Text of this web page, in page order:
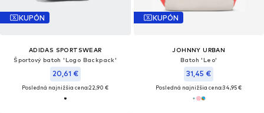
KUPÓN
ADIDAS SPORTSWEAR
Športový batoh 'Logo Backpack'
20,61 €
Posledná najnižšia cena:22,90 €
KUPÓN
JOHNNY URBAN
Batoh 'Leo'
31,45 €
Posledná najnižšia cena:34,95 €